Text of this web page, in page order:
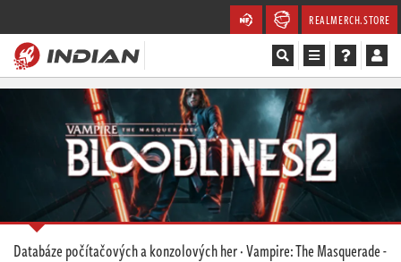
REALMERCH.STORE
Soutěže
Databáze počítačových a konzolových her·Vampire: The Masquerade -